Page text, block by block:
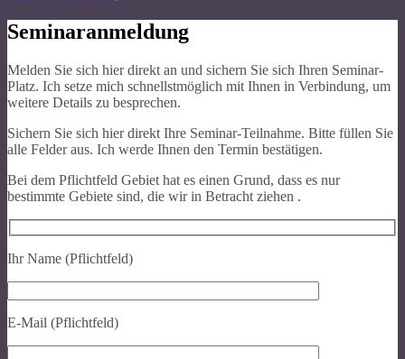
Seminaranmeldung
Melden Sie sich hier direkt an und sichern Sie sich Ihren Seminar-
Platz. Ich setze mich schnellstmöglich mit Ihnen in Verbindung, um
weitere Details zu besprechen.
Sichern Sie sich hier direkt Ihre Seminar-Teilnahme. Bitte füllen Sie
alle Felder aus. Ich werde Ihnen den Termin bestätigen.
Bei dem Pflichtfeld Gebiet hat es einen Grund, dass es nur
bestimmte Gebiete sind, die wir in Betracht ziehen .
Ihr Name (Pflichtfeld)
E-Mail (Pflichtfeld)